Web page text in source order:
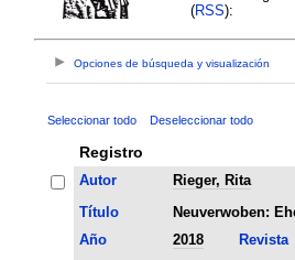
(RSS):
Opciones de búsqueda y visualización
Seleccionar todo Deseleccionar todo
Registro
Autor
Rieger, Rita
Título
Neuverwoben:
Año
2018 Revista